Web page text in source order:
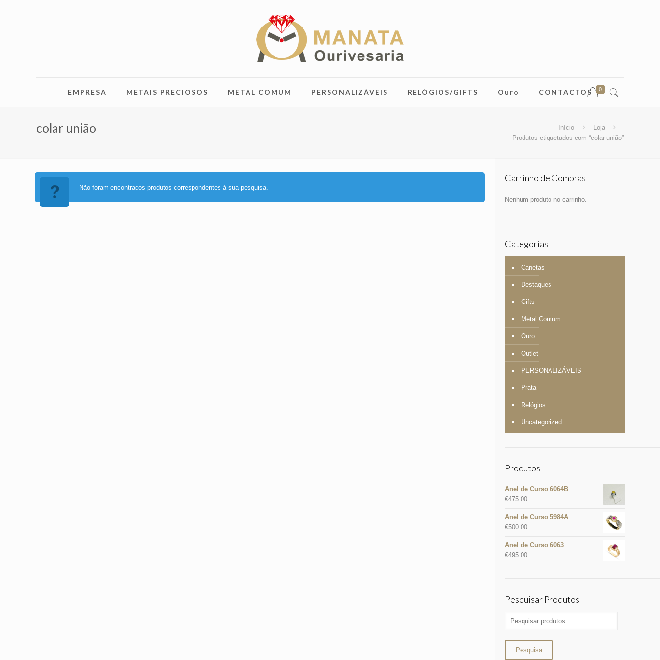
EMPRESA METAIS PRECIOSOS METAL COMUM PERSONALIZÁVEIS RELÓGIOS/GIFTS Ouro CONTACTOS 0
colar união Início
Loja
Produtos etiquetados com “colar união”
Não foram encontrados produtos correspondentes à sua pesquisa.
Carrinho de Compras
Nenhum produto no carrinho.
Categorias
Canetas
Destaques
Gifts
Metal Comum
Ouro
Outlet
PERSONALIZÁVEIS
Prata
Relógios
Uncategorized
Produtos
Anel de Curso 6064B
€475.00
Anel de Curso 5984A
€500.00
Anel de Curso 6063
€495.00
Pesquisar Produtos
Pesquisa